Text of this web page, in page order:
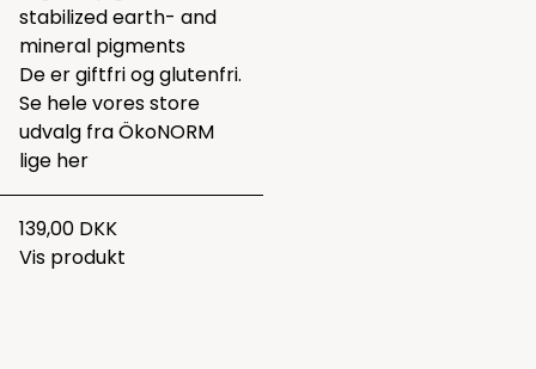
stabilized earth- and
mineral pigments
De er giftfri og glutenfri.
Se hele vores store
udvalg fra ÖkoNORM
lige her
139,00 DKK
Vis produkt